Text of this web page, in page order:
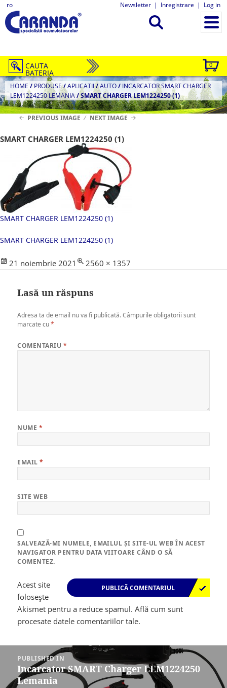
ro Newsletter | Inregistrare | Log in
0
CAUTA
BATERIA
HOME / PRODUSE/APLICATII/AUTO/ INCARCATOR SMART CHARGER
LEM1224250 LEMANIA/SMART CHARGER LEM1224250 (1)
PREVIOUS IMAGE NEXT IMAGE
SMART CHARGER LEM1224250 (1)
SMART CHARGER LEM1224250 (1)
SMART CHARGER LEM1224250 (1)
Posted
21 noiembrie 2021
Full
2560 × 1357
Lasă un răspuns
Adresa ta de email nu va fi publicată. Câmpurile obligatorii sunt
marcate cu*
COMENTARIU *
NUME *
EMAIL*
SITE WEB
SALVEAZĂ-MI NUMELE, EMAILUL ȘI SITE-UL WEB ÎN ACEST
NAVIGATOR PENTRU DATA VIITOARE CÂND O SĂ
COMENTEZ.
Acest site
folosește
Akismet pentru a reduce spamul.Află cum sunt
procesate datele comentariilor tale.
Navigare
articole
PUBLISHED IN
Incarcator SMART Charger LEM1224250
Lemania